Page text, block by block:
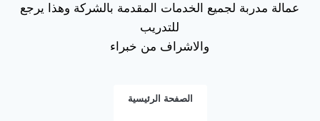
عمالة مدربة لجميع الخدمات المقدمة بالشركة وهذا يرجع
للتدريب
والاشراف من خبراء
الصفحة الرئيسية